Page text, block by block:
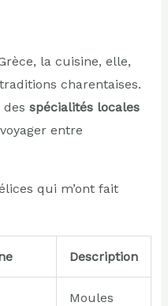
la cuisine, elle,
charentaises.
des spécialités locales
entre
qui m’ont fait
Description
Moules